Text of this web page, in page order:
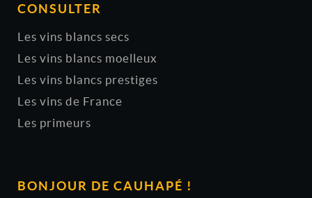
CONSULTER
Les vins blancs secs
Les vins blancs moelleux
Les vins blancs prestiges
Les vins de France
Les primeurs
BONJOUR DE CAUHAPÉ !